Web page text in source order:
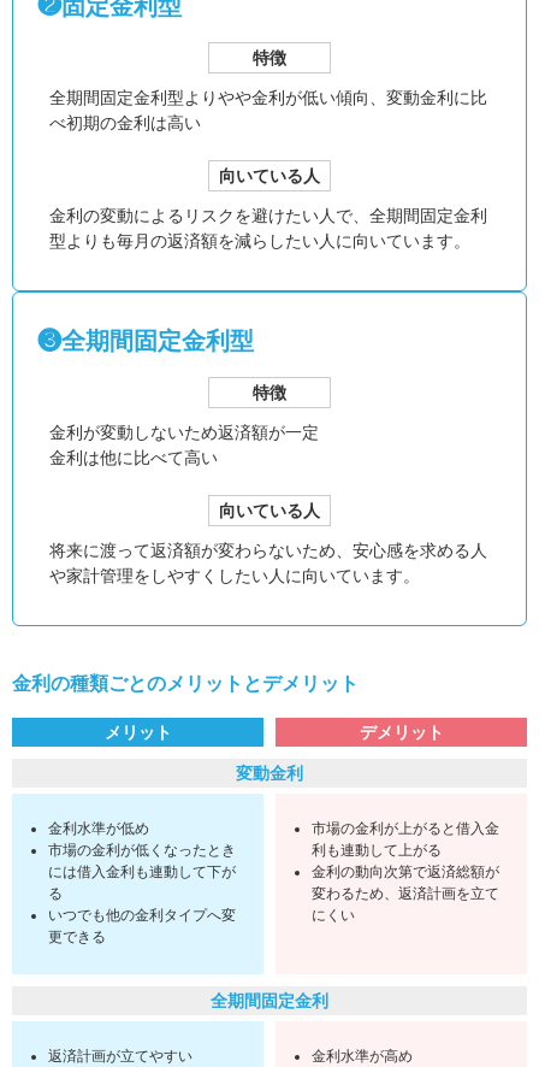
❷固定金利型
特徴
全期間固定金利型よりやや金利が低い傾向、 変動金利に比
べ初期の金利は高い
向いている人
金利の変動によるリスクを避けたい人で、全期間固定金利
型よりも毎月の返済額を減らしたい人に向いています。
❸全期間固定金利型
特徴
金利が変動しないため返済額が一定
金利は他に比べて高い
向いている人
将来に渡って返済額が変わらないため、安心感を求める人
や家計管理をしやすくしたい人に向いています。
金利の種類ごとのメリットとデメリット
メリット デメリット
変動金利
金利水準が低め
市場の金利が低くなったとき
には借入金利も連動して下が
る
いつでも他の金利タイプへ変
更できる
市場の金利が上がると借入金
利も連動して上がる
金利の動向次第で返済総額が
変わるため、返済計画を立て
にくい
全期間固定金利
返済計画が立てやすい
金利水準が高め